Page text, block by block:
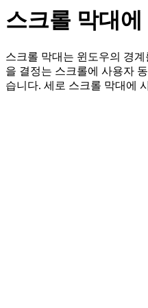
스크롤 막대에
스크롤 막대는 윈도우의 경
을 결정는 스크롤에 사용자
습니다. 세로 스크롤 막대에